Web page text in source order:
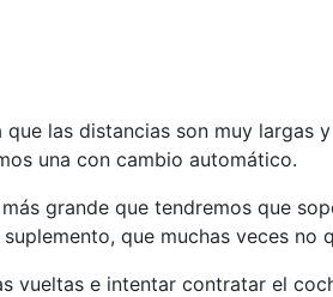
que las distancias son muy
una con cambio automático.
grande que tendremos que
que muchas veces
vueltas e intentar contratar el